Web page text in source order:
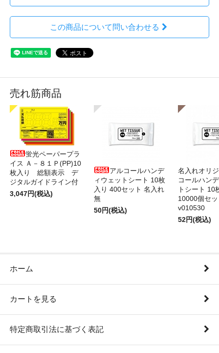
この商品について問い合わせる
売れ筋商品
蛍光ペーパープラ
イス Ａ－８１Ｐ(PP)10
枚入り 総額表示 デ
ジタルガイドライン付
3,047円(税込)
アルコールハンデ
ィウェットシート 10枚
入り 400セット 名入れ
無
50円(税込)
名入れオリ
コールハン
トシート 10
10000個セ
v010530
52円(税込)
ホーム
カートを見る
特定商取引法に基づく表記